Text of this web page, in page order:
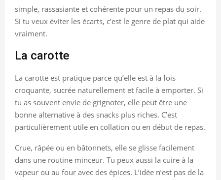
simple, rassasiante et cohérente pour un repas du soir.
Si tu veux éviter les écarts, c’est le genre de plat qui aide
vraiment.
La carotte
La carotte est pratique parce qu’elle est à la fois
croquante, sucrée naturellement et facile à emporter. Si
tu as souvent envie de grignoter, elle peut être une
bonne alternative à des snacks plus riches. C’est
particulièrement utile en collation ou en début de repas.
Crue, râpée ou en bâtonnets, elle se glisse facilement
dans une routine minceur. Tu peux aussi la cuire à la
vapeur ou au four avec des épices. L’idée n’est pas de la